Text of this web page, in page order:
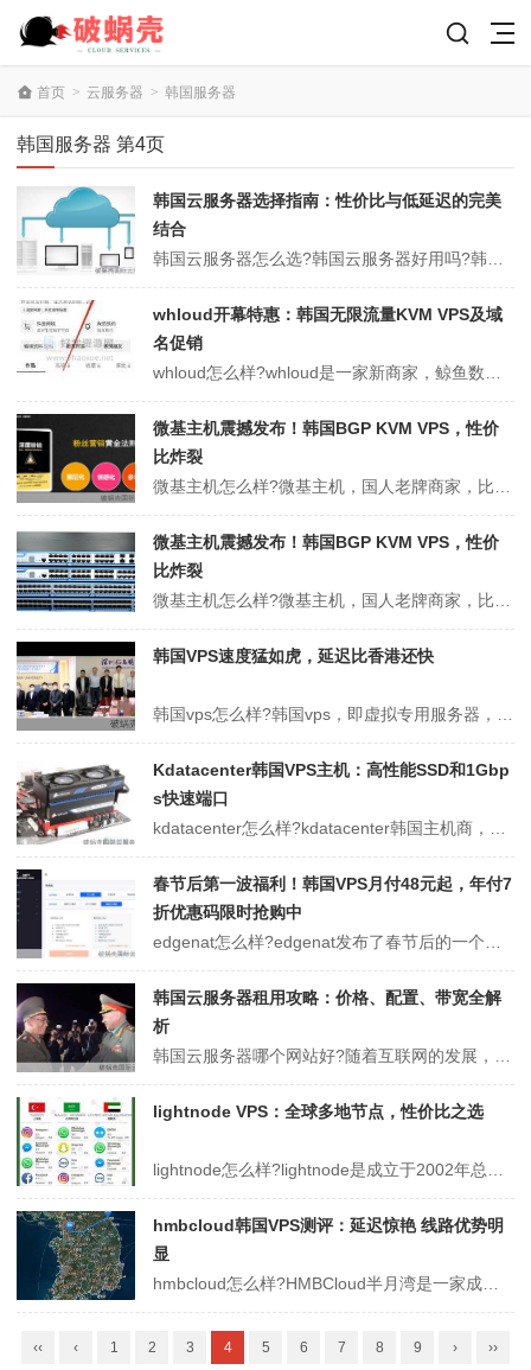
首页 > 云服务器 > 韩国服务器
韩国服务器 第4页
韩国云服务器选择指南：性价比与低延迟的完美
结合
whloud开幕特惠：韩国无限流量KVM VPS及域
名促销
微基主机震撼发布！韩国BGP KVM VPS，性价
比炸裂
微基主机震撼发布！韩国BGP KVM VPS，性价
比炸裂
韩国VPS速度猛如虎，延迟比香港还快
Kdatacenter韩国VPS主机：高性能SSD和1Gbp
s快速端口
春节后第一波福利！韩国VPS月付48元起，年付7
折优惠码限时抢购中
韩国云服务器租用攻略：价格、配置、带宽全解
析
lightnode VPS：全球多地节点，性价比之选
hmbcloud韩国VPS测评：延迟惊艳 线路优势明
显
‹‹ ‹ 1 2 3 4 5 6 7 8 9 › ››